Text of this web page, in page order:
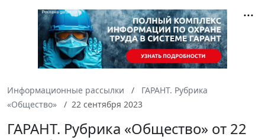
Информационные рассылки
ГАРАНТ. Рубрика
«Общество»
22 сентября 2023
ГАРАНТ. Рубрика «Общество» от 22